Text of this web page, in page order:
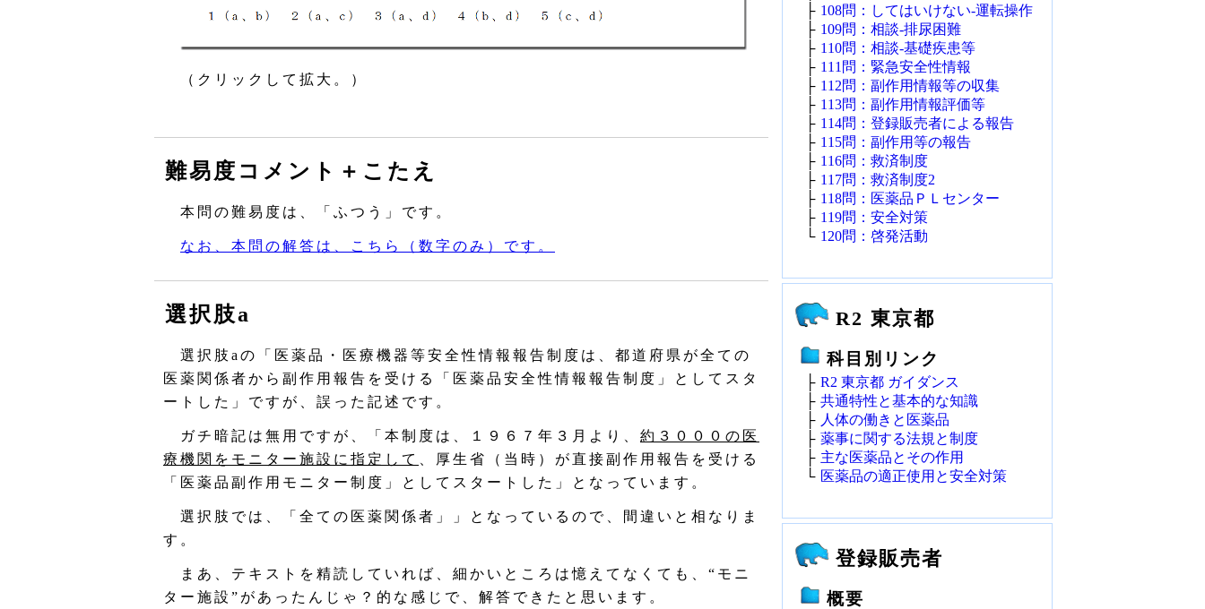
（クリックして拡大。）
難易度コメント＋こたえ
本問の難易度は、「ふつう」です。
なお、本問の解答は、こちら（数字のみ）です。
選択肢a
選択肢aの「医薬品・医療機器等安全性情報報告制度は、都道府県が全ての
医薬関係者から副作用報告を受ける「医薬品安全性情報報告制度」としてスタ
ートした」ですが、誤った記述です。
ガチ暗記は無用ですが、「本制度は、１９６７年３月より、 約３０００の医
療機関をモニター施設に指定して
、厚生省（当時）が直接副作用報告を受ける
「医薬品副作用モニター制度」としてスタートした」となっています。
選択肢では、「全ての医薬関係者」」となっているので、間違いと相なりま
す。
まあ、テキストを精読していれば、細かいところは憶えてなくても、“モニ
ター施設”があったんじゃ？的な感じで、解答できたと思います。
├ 108問：してはいけない‐運転操作
├ 109問：相談‐排尿困難
├ 110問：相談‐基礎疾患等
├ 111問：緊急安全性情報
├ 112問：副作用情報等の収集
├ 113問：副作用情報評価等
├ 114問：登録販売者による報告
├ 115問：副作用等の報告
├ 116問：救済制度
├ 117問：救済制度2
├ 118問：医薬品ＰＬセンター
├ 119問：安全対策
└ 120問：啓発活動
R2 東京都
科目別リンク
├ R2 東京都 ガイダンス
├ 共通特性と基本的な知識
├ 人体の働きと医薬品
├ 薬事に関する法規と制度
├ 主な医薬品とその作用
└ 医薬品の適正使用と安全対策
登録販売者
概要